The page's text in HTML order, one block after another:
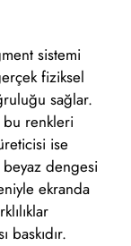
sistemi
fiziksel
sağlar.
bu renkleri
ise
beyaz dengesi
ekranda
baskıdır.